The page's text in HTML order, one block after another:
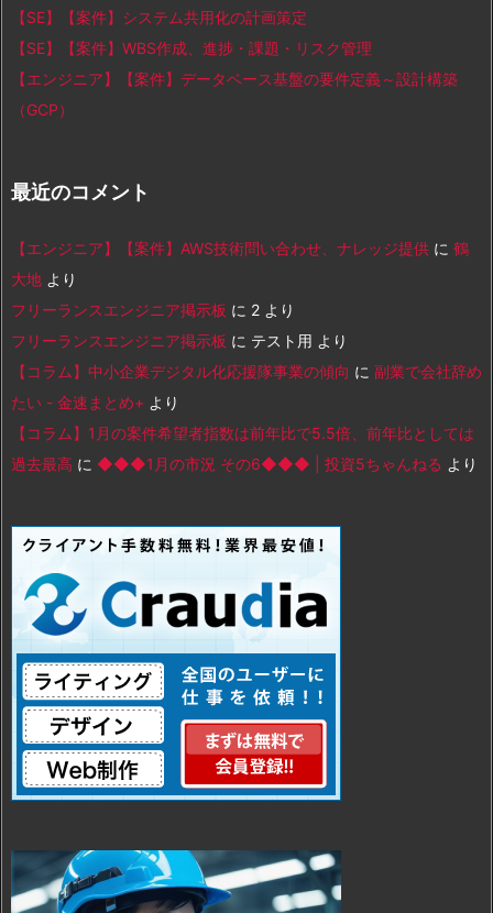
【SE】【案件】システム共用化の計画策定
【SE】【案件】WBS作成、進捗・課題・リスク管理
【エンジニア】【案件】データベース基盤の要件定義～設計構築
（GCP）
最近のコメント
【エンジニア】【案件】AWS技術問い合わせ、ナレッジ提供 に 鶴
大地 より
フリーランスエンジニア掲示板 に 2 より
フリーランスエンジニア掲示板 に テスト用 より
【コラム】中小企業デジタル化応援隊事業の傾向 に 副業で会社辞め
たい - 金速まとめ+ より
【コラム】1月の案件希望者指数は前年比で5.5倍、前年比としては
過去最高 に ◆◆◆1月の市況 その6◆◆◆ | 投資5ちゃんねる より